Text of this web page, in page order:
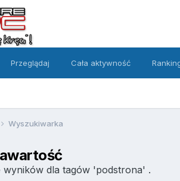
Przeglądaj Cała aktywność
Wyszukiwarka
wyników dla tagów 'podstrona' .